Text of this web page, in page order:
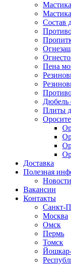
Состав
Пена
Дюбель
Плиты
Доставка
Полезная
Вакансии
Контакты
Санкт-
Москва
Омск
Пермь
Томск